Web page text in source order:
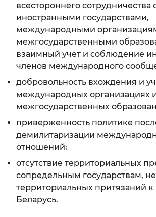
всестороннего сотрудничества
иностранными государствами,
международными
межгосударственными
взаимный учет и соблюдение
членов международного
добровольность вхождения и
международных организациях
межгосударственных
приверженность политике
демилитаризации
отношений;
отсутствие территориальных
сопредельным государствам,
территориальных притязаний
Беларусь.